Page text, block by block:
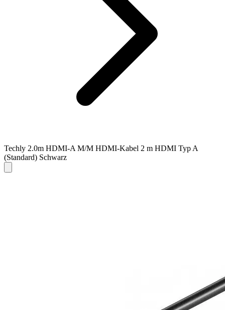
Techly 2.0m HDMI-A M/M HDMI-Kabel 2 m HDMI Typ A
(Standard) Schwarz